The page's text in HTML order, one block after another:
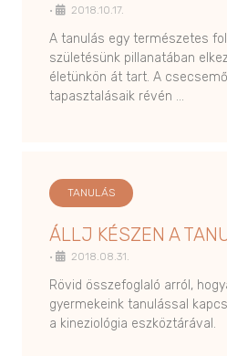
• 2018.10.17.
A tanulás egy természetes
születésünk pillanatában
életünkön át tart. A
tapasztalásaik révén …
TANULÁS
ÁLLJ KÉSZEN A
• 2018.08.31.
Rövid összefoglaló arról,
gyermekeink tanulással
a kineziológia eszköztárával.